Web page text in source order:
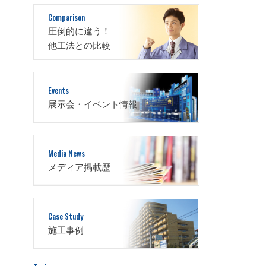
Comparison
圧倒的に違う！
他工法との比較
Events
展示会・イベント情報
Media News
メディア掲載歴
Case Study
施工事例